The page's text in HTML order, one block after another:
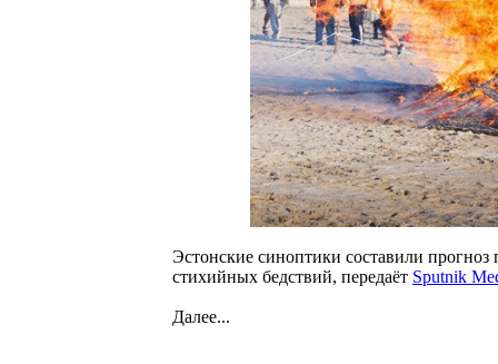
Эстонские синоптики составили
стихийных бедствий, передаёт Sputnik
Далее...